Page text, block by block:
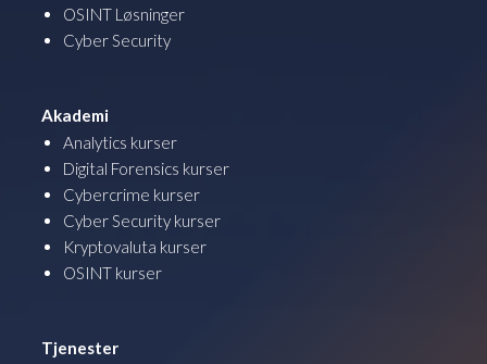
OSINT Løsninger
Cyber Security
Akademi
Analytics kurser
Digital Forensics kurser
Cybercrime kurser
Cyber Security kurser
Kryptovaluta kurser
OSINT kurser
Tjenester